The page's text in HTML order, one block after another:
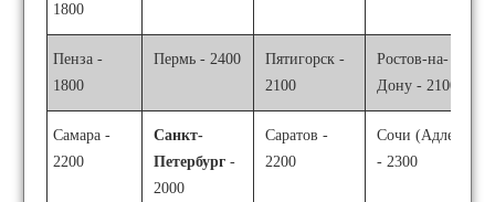
1800
Пенза -
1800
Пермь - 2400
Пятигорск -
2100
Ростов-на-
Дону - 2100
Самара -
2200
Санкт-
Петербург -
2000
Саратов -
2200
Сочи (Адлер)
- 2300